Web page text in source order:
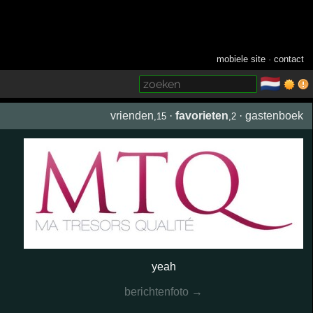
mobiele site ·contact
🇳🇱
vrienden ,15 ·favorieten ,2 ·gastenboek
yeah
berichtenfoto →